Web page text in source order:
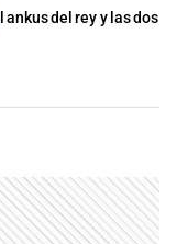
ankus del rey y las dos